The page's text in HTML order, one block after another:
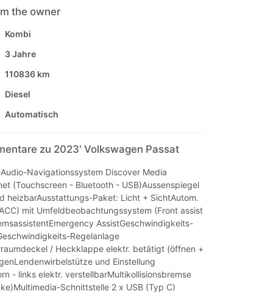
the owner
Kombi
3 Jahre
110836 km
Diesel
Automatisch
zu 2023' Volkswagen Passat
Navigationssystem Discover Media
(Touchscreen - Bluetooth - USB)Aussenspiegel
heizbarAusstattungs-Paket: Licht + SichtAutom.
mit Umfeldbeobachtungssystem (Front assist
AssistGeschwindigkeits-
Regelanlage
/ Heckklappe elektr. betätigt (öffnen +
und Einstellung
- links elektr. verstellbarMultikollisionsbremse
Schnittstelle 2 x USB (Typ C)